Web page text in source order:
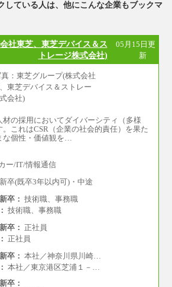
している人は、他にこんな企業もブックマ
社東芝、東芝デバイス＆ス
トレージ株式会社)
05月15日更
新
の採用においてダイバーシティ（多様
これはCSR（企業の社会的責任）を果た
個性・価値観を…
ー/IT/情報通信
卒(既卒3年以内可)・中途
卒： 技術職、事務職
技術職、事務職
卒： 正社員
正社員
卒： 本社／神奈川県川崎…
本社／東京港区芝浦１－…
卒：